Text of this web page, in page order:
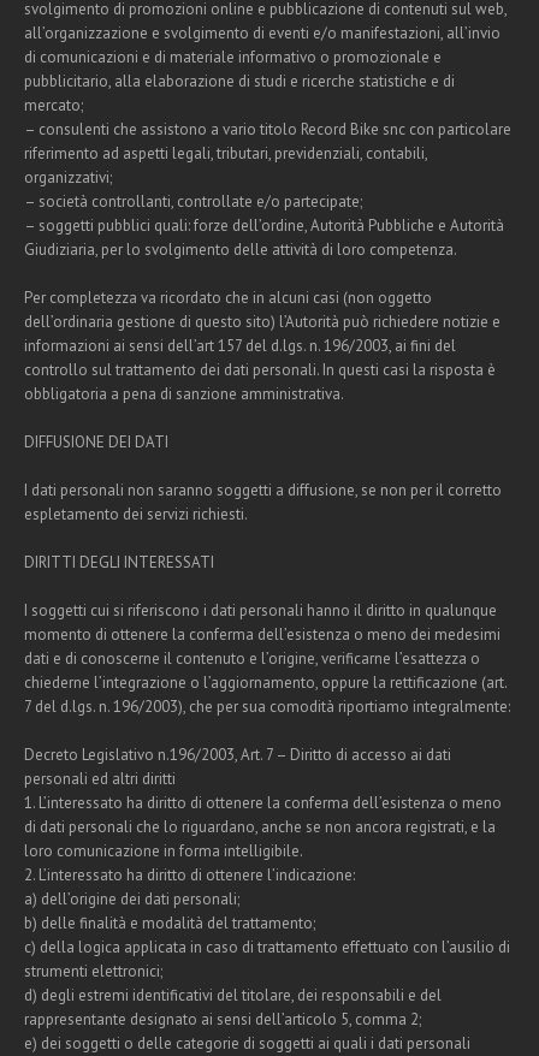
svolgimento di promozioni online e pubblicazione di contenuti sul web,
all’organizzazione e svolgimento di eventi e/o manifestazioni, all’invio
di comunicazioni e di materiale informativo o promozionale e
pubblicitario, alla elaborazione di studi e ricerche statistiche e di
mercato;
– consulenti che assistono a vario titolo Record Bike snc con particolare
riferimento ad aspetti legali, tributari, previdenziali, contabili,
organizzativi;
– società controllanti, controllate e/o partecipate;
– soggetti pubblici quali: forze dell’ordine, Autorità Pubbliche e Autorità
Giudiziaria, per lo svolgimento delle attività di loro competenza.
Per completezza va ricordato che in alcuni casi (non oggetto
dell’ordinaria gestione di questo sito) l’Autorità può richiedere notizie e
informazioni ai sensi dell’art 157 del d.lgs. n. 196/2003, ai fini del
controllo sul trattamento dei dati personali. In questi casi la risposta è
obbligatoria a pena di sanzione amministrativa.
DIFFUSIONE DEI DATI
I dati personali non saranno soggetti a diffusione, se non per il corretto
espletamento dei servizi richiesti.
DIRITTI DEGLI INTERESSATI
I soggetti cui si riferiscono i dati personali hanno il diritto in qualunque
momento di ottenere la conferma dell’esistenza o meno dei medesimi
dati e di conoscerne il contenuto e l’origine, verificarne l’esattezza o
chiederne l’integrazione o l’aggiornamento, oppure la rettificazione (art.
7 del d.lgs. n. 196/2003), che per sua comodità riportiamo integralmente:
Decreto Legislativo n.196/2003, Art. 7 – Diritto di accesso ai dati
personali ed altri diritti
1. L’interessato ha diritto di ottenere la conferma dell’esistenza o meno
di dati personali che lo riguardano, anche se non ancora registrati, e la
loro comunicazione in forma intelligibile.
2. L’interessato ha diritto di ottenere l’indicazione:
a) dell’origine dei dati personali;
b) delle finalità e modalità del trattamento;
c) della logica applicata in caso di trattamento effettuato con l’ausilio di
strumenti elettronici;
d) degli estremi identificativi del titolare, dei responsabili e del
rappresentante designato ai sensi dell’articolo 5, comma 2;
e) dei soggetti o delle categorie di soggetti ai quali i dati personali